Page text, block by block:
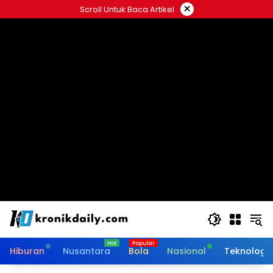
ke
Scroll Untuk Baca Artikel ×
Hiburan Nusantara Bola Nasional Teknologi